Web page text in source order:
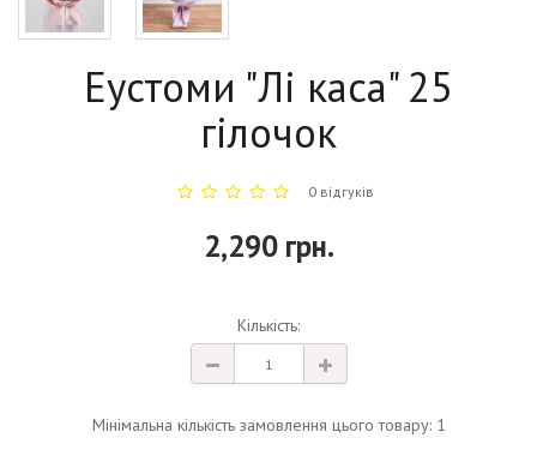
Еустоми "Лі каса" 25
гілочок
0 відгуків
2,290 грн.
Кількість:
Мінімальна кількість замовлення цього товару: 1